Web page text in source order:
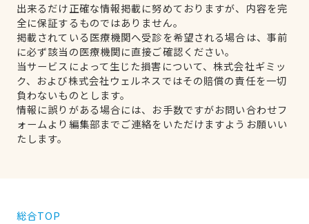
出来るだけ正確な情報掲載に努めておりますが、内容を完
全に保証するものではありません。
掲載されている医療機関へ受診を希望される場合は、事前
に必ず該当の医療機関に直接ご確認ください。
当サービスによって生じた損害について、株式会社ギミッ
ク、および株式会社ウェルネスではその賠償の責任を一切
負わないものとします。
情報に誤りがある場合には、お手数ですがお問い合わせフ
ォームより編集部までご連絡をいただけますようお願いい
たします。
総合TOP